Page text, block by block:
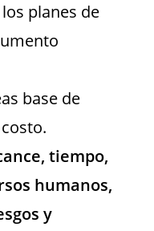
planes de
base de
tiempo,
humanos,
y